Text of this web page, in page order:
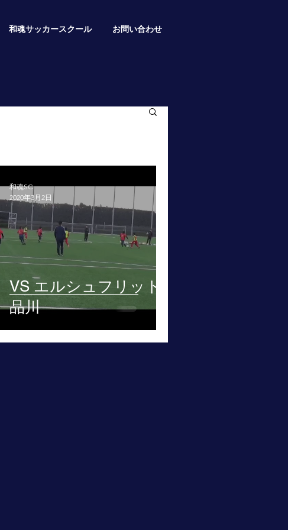
和魂サッカースクール お問い合わせ
VS エルシュフリット
品川
和魂SC
2020年3月2日